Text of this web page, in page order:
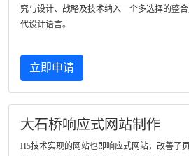
究与设计、战略及技术纳入一个多选择的整
代设计语言。
立即申请
大石桥响应式网站制作
H5技术实现的网站也即响应式网站，改善了